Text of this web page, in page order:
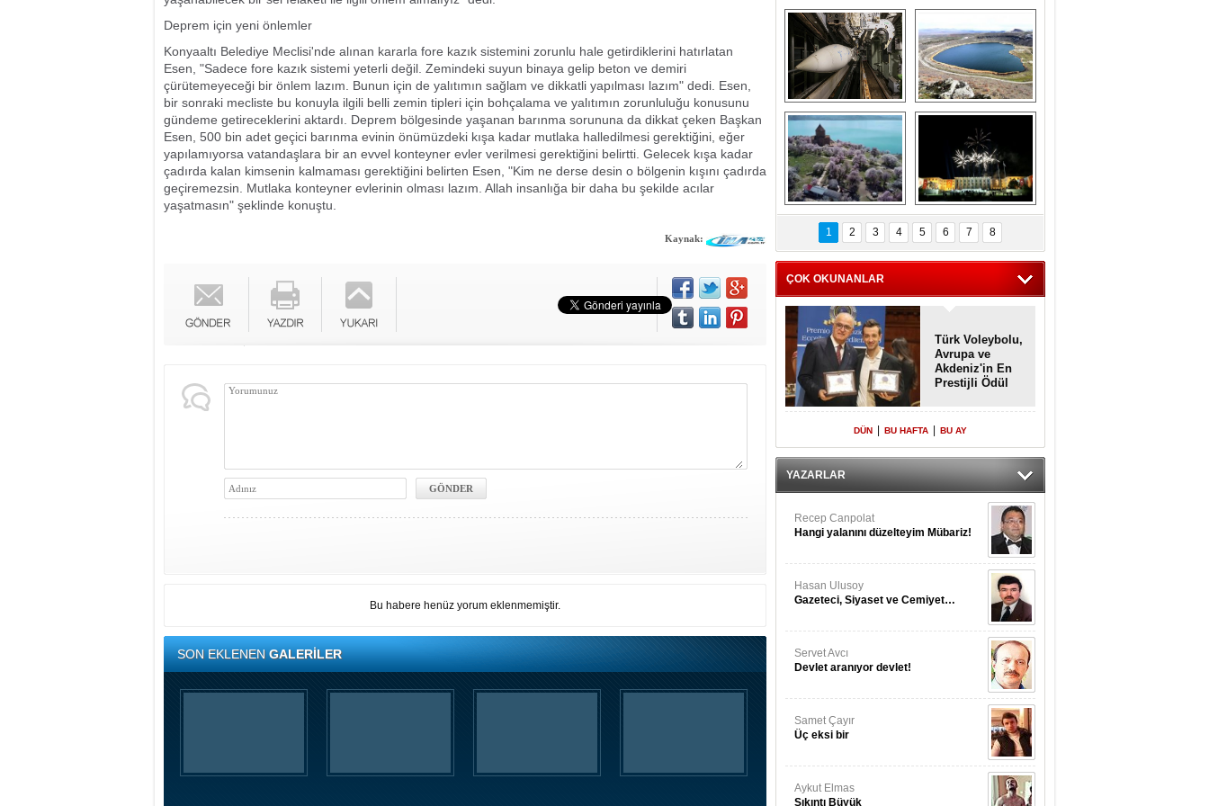
Deprem için yeni önlemler
Konyaaltı Belediye Meclisi'nde alınan kararla fore kazık sistemini zorunlu hale getirdiklerini hatırlatan
Esen, "Sadece fore kazık sistemi yeterli değil. Zemindeki suyun binaya gelip beton ve demiri
çürütemeyeceği bir önlem lazım. Bunun için de yalıtımın sağlam ve dikkatli yapılması lazım" dedi. Esen,
bir sonraki mecliste bu konuyla ilgili belli zemin tipleri için bohçalama ve yalıtımın zorunluluğu konusunu
gündeme getireceklerini aktardı. Deprem bölgesinde yaşanan barınma sorununa da dikkat çeken Başkan
Esen, 500 bin adet geçici barınma evinin önümüzdeki kışa kadar mutlaka halledilmesi gerektiğini, eğer
yapılamıyorsa vatandaşlara bir an evvel konteyner evler verilmesi gerektiğini belirtti. Gelecek kışa kadar
çadırda kalan kimsenin kalmaması gerektiğini belirten Esen, "Kim ne derse desin o bölgenin kışını çadırda
geçiremezsin. Mutlaka konteyner evlerinin olması lazım. Allah insanlığa bir daha bu şekilde acılar
yaşatmasın" şeklinde konuştu.
Kaynak:
Bu habere henüz yorum eklenmemiştir.
SON EKLENENGALERİLER
Askeri gemi
mezarlığındaki terk
edilmiş gemilerin
etkileyici
görüntüleri
Kapadokya'nın
ilkbaharda bir başka
güzel
Ziyaretçisiz kalan
Akdamar Adası
badem çiçekleri ile
görsel bir güzellik
Haftanın
fotoğrafları
1 2 3 4 5 6 7 8
ÇOK OKUNANLAR
Türk Voleybolu,
Avrupa ve
Akdeniz'in En
Prestijli Ödül
Yeniden Onur
Konuğu
DÜN BU HAFTA BU AY
YAZARLAR
Recep Canpolat
Hangi yalanını düzelteyim Mübariz!
Hasan Ulusoy
Gazeteci, Siyaset ve Cemiyet…
Servet Avcı
Devlet aranıyor devlet!
Samet Çayır
Üç eksi bir
Aykut Elmas
Sıkıntı Büyük